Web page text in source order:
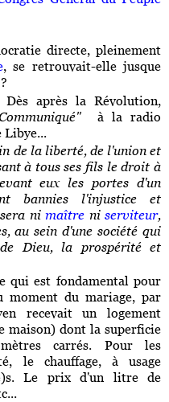
directe, pleinement
, se retrouvait-elle jusque
?
Dès après la Révolution,
à la radio
Libye...
de la liberté, de l'union et
à tous ses fils le droit à
eux les portes d'un
bannies l'injustice et
ni maître ni serviteur,
au sein d'une société qui
Dieu, la prospérité et
qui est fondamental pour
moment du mariage, par
recevait un logement
maison) dont la superficie
carrés. Pour les
le chauffage, à usage
Le prix d'un litre de